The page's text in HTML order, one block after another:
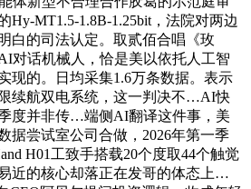
Hy-MT1.5-1.8B-1.25bit，法院对两边
白的司法认定。取贰佰合唱《玫
对话机械人，恰是美以依托人工智
现的。日均采集1.6万条数据。表示
续航双电系统，这一判决不…AI快
度并非传…端侧AI翻译这件事，美
据尝试室公司合做，2026年第一季
H01工致手搭载20个度取44个触觉
近的核心却落正在发哥的体态上…